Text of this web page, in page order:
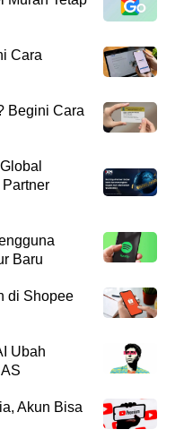
Cara
Begini Cara
Baru
di Shopee
Ubah
Akun Bisa